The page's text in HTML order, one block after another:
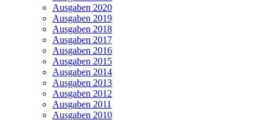
Ausgaben 2020
Ausgaben 2019
Ausgaben 2018
Ausgaben 2017
Ausgaben 2016
Ausgaben 2015
Ausgaben 2014
Ausgaben 2013
Ausgaben 2012
Ausgaben 2011
Ausgaben 2010